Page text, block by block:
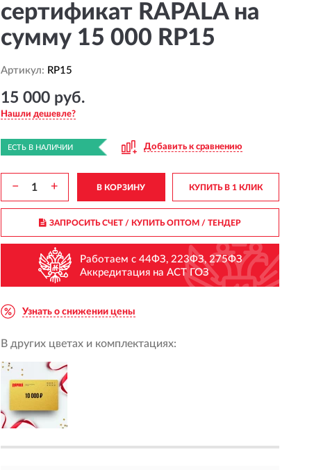
сертификат RAPALA на
сумму 15 000 RP15
Артикул: RP15
15 000 руб.
Нашли дешевле?
ЕСТЬ В НАЛИЧИИ Добавить к сравнению
− + В КОРЗИНУ КУПИТЬ В 1 КЛИК
ЗАПРОСИТЬ СЧЕТ / КУПИТЬ ОПТОМ/ ТЕНДЕР
Работаем с 44ФЗ, 223ФЗ, 275ФЗ
Аккредитация на АСТ ГОЗ
Узнать о снижении цены
В других цветах и комплектациях: